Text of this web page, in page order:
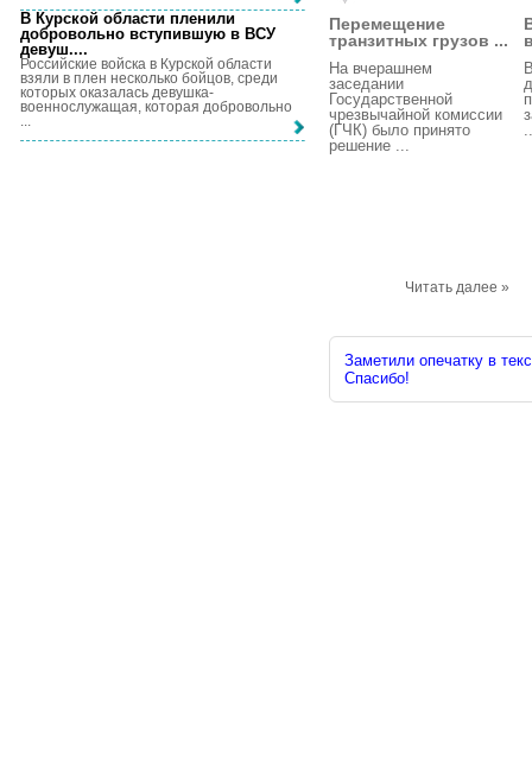
Перемещение
транзитных грузов ...
На вчерашнем
заседании
Государственной
чрезвычайной комиссии
(ГЧК) было принято
решение ...
Читать далее »
Заметили опечатку в
Спасибо!
В Курской области пленили
добровольно вступившую в ВСУ
девуш....
Российские войска в Курской области
взяли в плен несколько бойцов, среди
которых оказалась девушка-
военнослужащая, которая добровольно
...